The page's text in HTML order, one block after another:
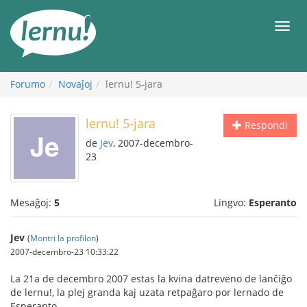
enhavo
Forumo Novaĵoj lernu! 5-jara
Respondi
lernu! 5-jara
de Jev, 2007-decembro-
23
Mesaĝoj: 5 Lingvo: Esperanto
Jev (Montri la profilon)
2007-decembro-23 10:33:22
La 21a de decembro 2007 estas la kvina datreveno de lanĉiĝo
de lernu!, la plej granda kaj uzata retpaĝaro por lernado de